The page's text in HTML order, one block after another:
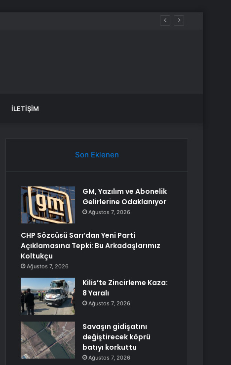
İLETIŞIM
Son Eklenen
GM, Yazılım ve Abonelik
Gelirlerine Odaklanıyor
Ağustos 7, 2026
CHP Sözcüsü Sarı’dan Yeni Parti
Açıklamasına Tepki: Bu Arkadaşlarımız
Koltukçu
Ağustos 7, 2026
Kilis’te Zincirleme Kaza:
8 Yaralı
Ağustos 7, 2026
Savaşın gidişatını
değiştirecek köprü
batıyı korkuttu
Ağustos 7, 2026